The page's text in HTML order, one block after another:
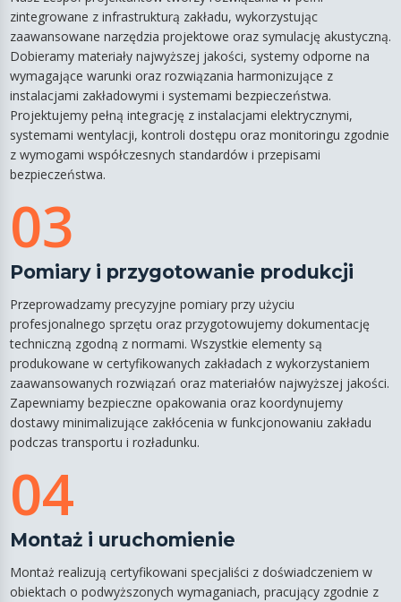
zintegrowane z infrastrukturą zakładu, wykorzystując
zaawansowane narzędzia projektowe oraz symulację akustyczną.
Dobieramy materiały najwyższej jakości, systemy odporne na
wymagające warunki oraz rozwiązania harmonizujące z
instalacjami zakładowymi i systemami bezpieczeństwa.
Projektujemy pełną integrację z instalacjami elektrycznymi,
systemami wentylacji, kontroli dostępu oraz monitoringu zgodnie
z wymogami współczesnych standardów i przepisami
bezpieczeństwa.
03
Pomiary i przygotowanie produkcji
Przeprowadzamy precyzyjne pomiary przy użyciu
profesjonalnego sprzętu oraz przygotowujemy dokumentację
techniczną zgodną z normami. Wszystkie elementy są
produkowane w certyfikowanych zakładach z wykorzystaniem
zaawansowanych rozwiązań oraz materiałów najwyższej jakości.
Zapewniamy bezpieczne opakowania oraz koordynujemy
dostawy minimalizujące zakłócenia w funkcjonowaniu zakładu
podczas transportu i rozładunku.
04
Montaż i uruchomienie
Montaż realizują certyfikowani specjaliści z doświadczeniem w
obiektach o podwyższonych wymaganiach, pracujący zgodnie z